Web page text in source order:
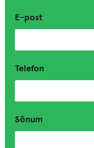
E-post
Telefon
Sõnum